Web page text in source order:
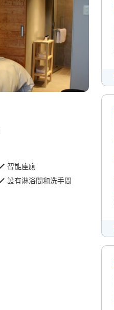
智能座廁
設有淋浴間和洗手間